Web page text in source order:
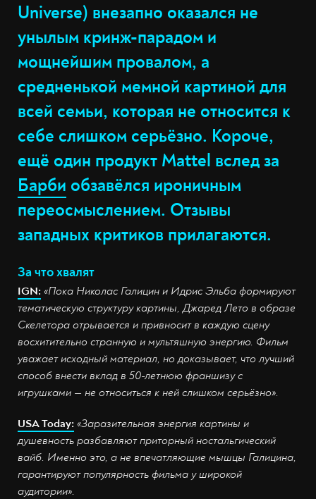
Universe) внезапно оказался не
унылым кринж-парадом и
мощнейшим провалом, а
средненькой мемной картиной для
всей семьи, которая не относится к
себе слишком серьёзно. Короче,
ещё один продукт Mattel вслед за
Барби обзавёлся ироничным
переосмыслением. Отзывы
западных критиков прилагаются.
За что хвалят
IGN: «Пока Николас Галицин и Идрис Эльба формируют
тематическую структуру картины, Джаред Лето в образе
Скелетора отрывается и привносит в каждую сцену
восхитительно странную и мультяшную энергию. Фильм
уважает исходный материал, но доказывает, что лучший
способ внести вклад в 50-летнюю франшизу с
игрушками — не относиться к ней слишком серьёзно».
USA Today: «Заразительная энергия картины и
душевность разбавляют приторный ностальгический
вайб. Именно это, а не впечатляющие мышцы Галицина,
гарантируют популярность фильма у широкой
аудитории».